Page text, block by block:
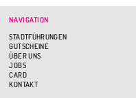
NAVIGATION
STADTFÜHRUNGEN
GUTSCHEINE
ÜBER UNS
JOBS
CARD
KONTAKT